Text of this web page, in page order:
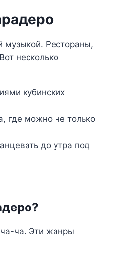
музыкой. Рестораны,
несколько
кубинских
где можно не только
до утра под
ча-ча. Эти жанры